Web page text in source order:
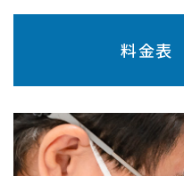
料金表